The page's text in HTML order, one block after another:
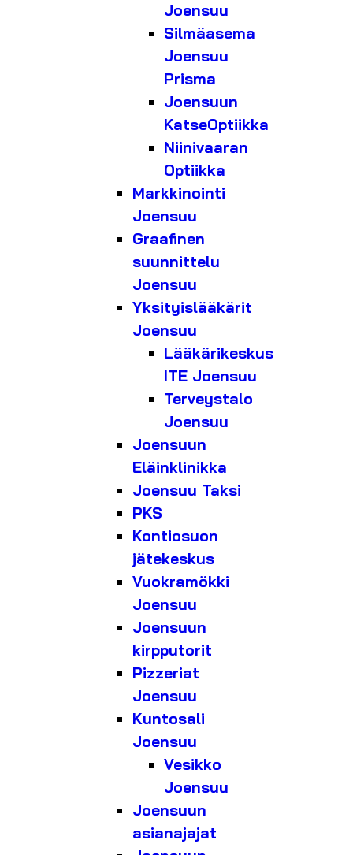
Joensuu
Silmäasema
Joensuu
Prisma
Joensuun
KatseOptiikka
Niinivaaran
Optiikka
Markkinointi
Joensuu
Graafinen
suunnittelu
Joensuu
Yksityislääkärit
Joensuu
Lääkärikeskus
ITE Joensuu
Terveystalo
Joensuu
Joensuun
Eläinklinikka
Joensuu Taksi
PKS
Kontiosuon
jätekeskus
Vuokramökki
Joensuu
Joensuun
kirpputorit
Pizzeriat
Joensuu
Kuntosali
Joensuu
Vesikko
Joensuu
Joensuun
asianajajat